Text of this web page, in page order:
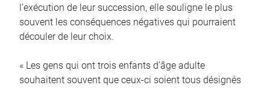
l’exécution de leur succession, elle souligne le plus
souvent les conséquences négatives qui pourraient
découler de leur choix.
« Les gens qui ont trois enfants d’âge adulte
souhaitent souvent que ceux-ci soient tous désignés